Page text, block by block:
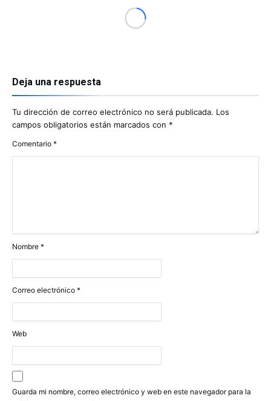
Deja una respuesta
Tu dirección de correo electrónico no será publicada. Los
campos obligatorios están marcados con *
Comentario *
Nombre *
Correo electrónico *
Web
Guarda mi nombre, correo electrónico y web en este navegador para la